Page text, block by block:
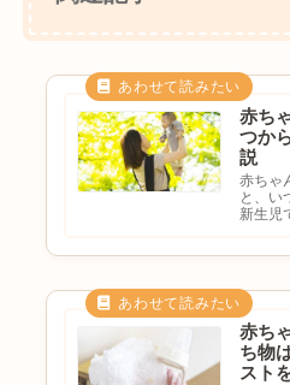
赤ち
つか
説
赤ちゃ
と、い
新生児
少し
で...
赤ち
ち物
スト